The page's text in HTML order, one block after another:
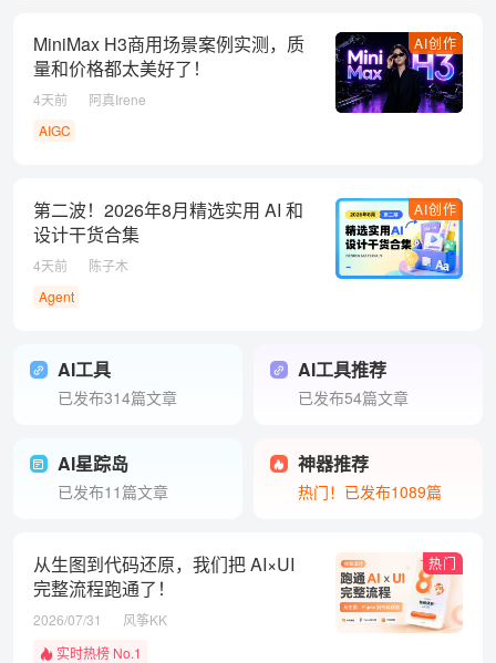
AI创作
MiniMax H3商用场景案例实测，质
量和价格都太美好了！
4天前
阿真Irene
AIGC
AI创作
第二波！2026年8月精选实用 AI 和
设计干货合集
4天前
陈子木
Agent
AI工具
已发布314篇文章
AI工具推荐
已发布54篇文章
AI星踪岛
已发布11篇文章
神器推荐
热门！已发布1089篇
热门
从生图到代码还原，我们把 AI×UI
完整流程跑通了！
2026/07/31
风筝KK
实时热榜 No.1